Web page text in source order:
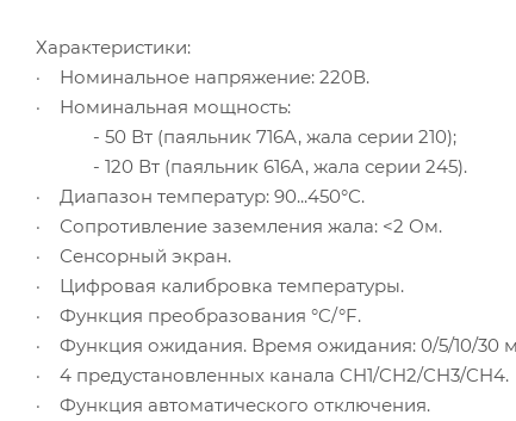
Характеристики:
· Номинальное напряжение: 220В.
· Номинальная мощность:
- 50 Вт (паяльник 716A, жала серии 210);
- 120 Вт (паяльник 616A, жала серии 245).
· Диапазон температур: 90...450°С.
· Сопротивление заземления жала: <2 Ом.
· Сенсорный экран.
· Цифровая калибровка температуры.
· Функция преобразования °C/°F.
· Функция ожидания. Время ожидания: 0/5/10/30
· 4 предустановленных канала CH1/CH2/CH3/CH4.
· Функция автоматического отключения.